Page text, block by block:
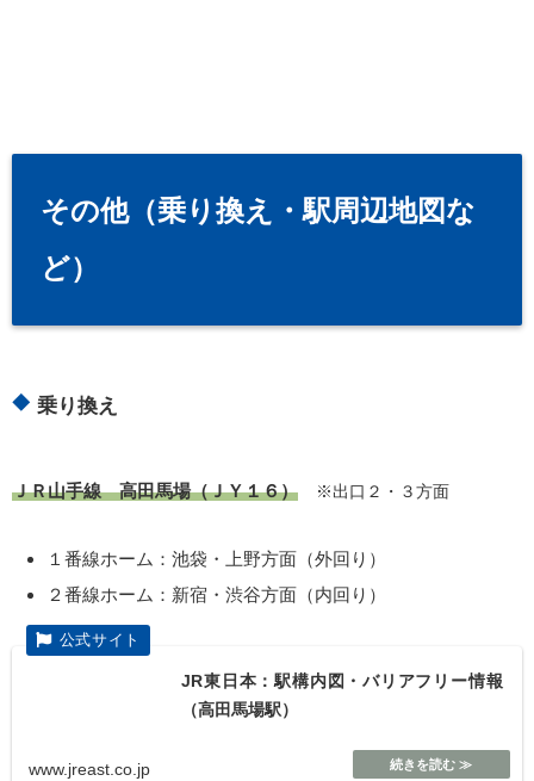
その他（乗り換え・駅周辺地図な
ど）
乗り換え
ＪＲ山手線 高田馬場（ＪＹ１６） ※出口２・３方面
１番線ホーム：池袋・上野方面（外回り）
２番線ホーム：新宿・渋谷方面（内回り）
JR東日本：駅構内図・バリアフリー情報
（高田馬場駅）
www.jreast.co.jp